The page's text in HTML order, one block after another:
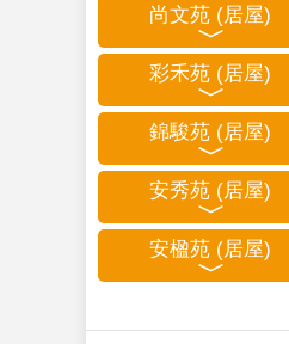
尚文苑 (居屋)
彩禾苑 (居屋)
錦駿苑 (居屋)
安秀苑 (居屋)
安楹苑 (居屋)